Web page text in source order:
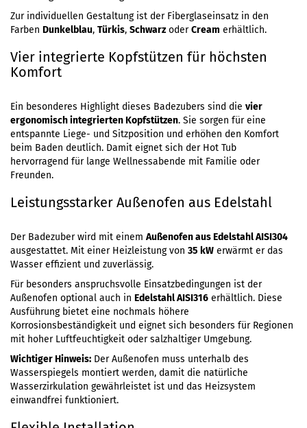
Zur individuellen Gestaltung ist der Fiberglaseinsatz in den
Farben Dunkelblau, Türkis, SchwarzoderCream erhältlich.
Vier integrierte Kopfstützen für höchsten
Komfort
Ein besonderes Highlight dieses Badezubers sind die vier
ergonomisch integrierten Kopfstützen. Sie sorgen für eine
entspannte Liege- und Sitzposition und erhöhen den Komfort
beim Baden deutlich. Damit eignet sich der Hot Tub
hervorragend für lange Wellnessabende mit Familie oder
Freunden.
Leistungsstarker Außenofen aus Edelstahl
Der Badezuber wird mit einem Außenofen aus Edelstahl AISI304
ausgestattet. Mit einer Heizleistung von 35 kW erwärmt er das
Wasser effizient und zuverlässig.
Für besonders anspruchsvolle Einsatzbedingungen ist der
Außenofen optional auch in Edelstahl AISI316 erhältlich. Diese
Ausführung bietet eine nochmals höhere
Korrosionsbeständigkeit und eignet sich besonders für Regionen
mit hoher Luftfeuchtigkeit oder salzhaltiger Umgebung.
Wichtiger Hinweis: Der Außenofen muss unterhalb des
Wasserspiegels montiert werden, damit die natürliche
Wasserzirkulation gewährleistet ist und das Heizsystem
einwandfrei funktioniert.